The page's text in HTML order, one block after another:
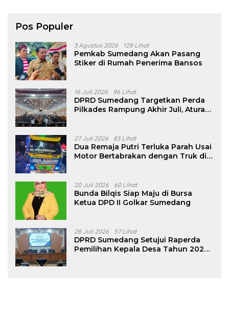
Pos Populer
3 Agustus 2026 128 Lihat
Pemkab Sumedang Akan Pasang
Stiker di Rumah Penerima Bansos
16 Juli 2026 96 Lihat
DPRD Sumedang Targetkan Perda
Pilkades Rampung Akhir Juli, Aturan
27 Juli 2026 83 Lihat
Dua Remaja Putri Terluka Parah Usai
Motor Bertabrakan dengan Truk di
20 Juli 2026 60 Lihat
Bunda Bilqis Siap Maju di Bursa
Ketua DPD II Golkar Sumedang
28 Juli 2026 57 Lihat
DPRD Sumedang Setujui Raperda
Pemilihan Kepala Desa Tahun 2026